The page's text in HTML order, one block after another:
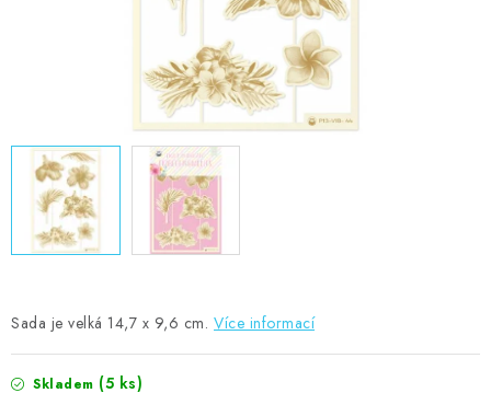
Moje objednávka
Oblíbené ♥️
Obchodní podmínky
Podmínky ochrany osobních údajů
Ověřování recenzí
Sada je velká 14,7 x 9,6 cm. Více informací
Skladem (5 ks)